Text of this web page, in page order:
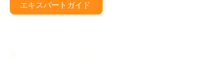
エキスパートガイド